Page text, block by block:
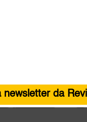
newsletter da